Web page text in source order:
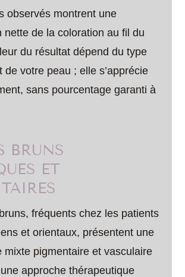
observés montrent une
nette de la coloration au fil du
du résultat dépend du type
de votre peau ; elle s’apprécie
sans pourcentage garanti à
BRUNS
ET
fréquents chez les patients
et orientaux, présentent une
mixte pigmentaire et vasculaire
approche thérapeutique